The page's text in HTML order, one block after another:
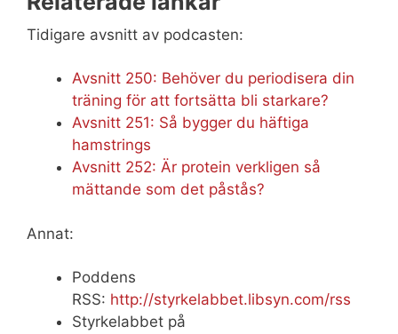
Tidigare avsnitt av podcasten:
Avsnitt 250: Behöver du periodisera din
träning för att fortsätta bli starkare?
Avsnitt 251: Så bygger du häftiga
hamstrings
Avsnitt 252: Är protein verkligen så
mättande som det påstås?
Annat:
Poddens
RSS: http://styrkelabbet.libsyn.com/rss
Styrkelabbet på